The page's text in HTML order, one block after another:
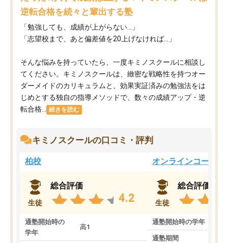
逆転合格を続々と輩出する塾
「勉強しても、成績が上がらない…」
「志望校まで、あと偏差値を20上げなければ…」
そんな悩みを持っていたら、一度キミノスクールに相談し
てください。キミノスクールは、緻密な戦略性を持つオー
ダーメイドのカリキュラムと、効果実証済みの勉強法をは
じめとする独自の指導メソッドで、数々の成績アップ・逆
転合格...
続きを読む
キミノスクールの口コミ・評判
柏校
生徒
総合評価
4.2
通塾開始時の
学年
高1
オンラインコース
生徒
総合評価
通塾開始時の学年
通塾期間